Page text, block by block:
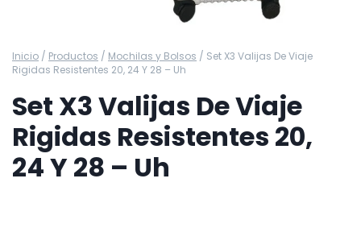
Inicio / Productos / Mochilas y Bolsos / Set X3 Valijas De Viaje
Rigidas Resistentes 20, 24 Y 28 – Uh
Set X3 Valijas De Viaje
Rigidas Resistentes 20,
24 Y 28 – Uh